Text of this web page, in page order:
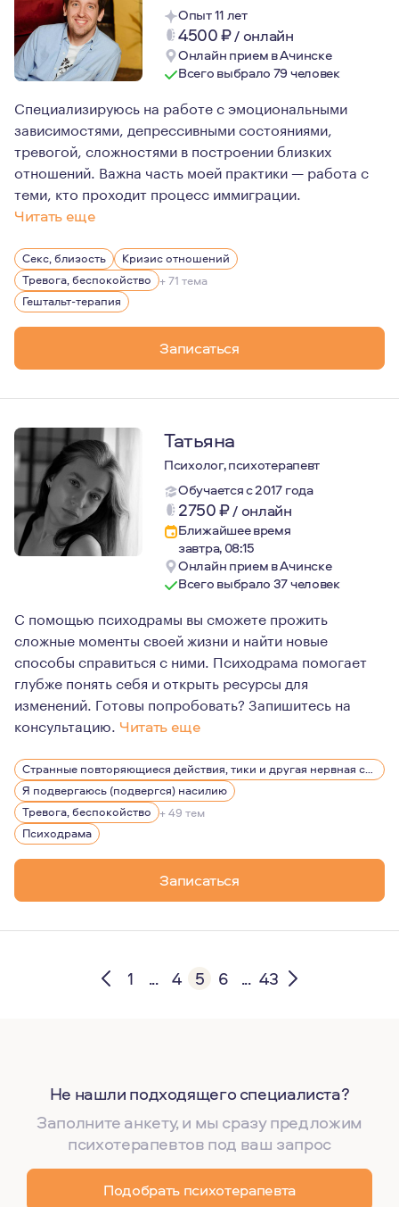
Опыт 11 лет
4500₽/ онлайн
Онлайн прием в Ачинске
Всего выбрало 79 человек
Специализируюсь на работе с эмоциональными
зависимостями, депрессивными состояниями,
тревогой, сложностями в построении близких
отношений. Важна часть моей практики — работа с
теми, кто проходит процесс иммиграции.
Читать еще
Все мои профессии так или иначе были связанны с
Для меня терапия это в первую очередь практика
Секс, близость
Кризис отношений
Тревога, беспокойство + 71 тема
Гештальт-терапия
Записаться
Татьяна
Психолог, психотерапевт
Обучается с 2017 года
2750₽/ онлайн
Ближайшее время
завтра, 08:15
Онлайн прием в Ачинске
Всего выбрало 37 человек
С помощью психодрамы вы сможете прожить
сложные моменты своей жизни и найти новые
способы справиться с ними. Психодрама помогает
глубже понять себя и открыть ресурсы для
изменений. Готовы попробовать? Запишитесь на
консультацию. Читать еще
С детства я была окружена психологией — моя мама
Мой профессиональный путь начался с переезда в
Я ценю свою работу за возможность помогать людям
Странные повторяющиеся действия, тики и другая нервная симптоматика
Я подвергаюсь (подвергся) насилию
Тревога, беспокойство + 49 тем
Психодрама
Записаться
1 ... 4 5 6 ... 43
Не нашли подходящего специалиста?
Заполните анкету, и мы сразу предложим
психотерапевтов под ваш запрос
Подобрать психотерапевта